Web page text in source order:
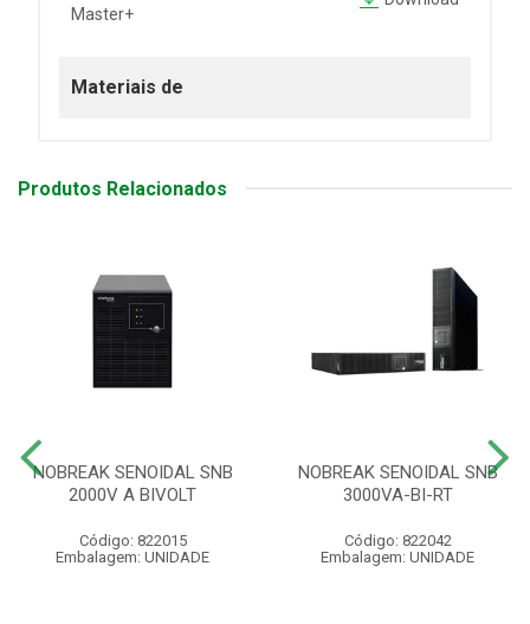
Master+
Materiais de
Produtos Relacionados
NOBREAK SENOIDAL SNB
2000V A BIVOLT
Código: 822015
Embalagem: UNIDADE
NOBREAK SENOIDAL SNB
3000VA-BI-RT
Código: 822042
Embalagem: UNIDADE